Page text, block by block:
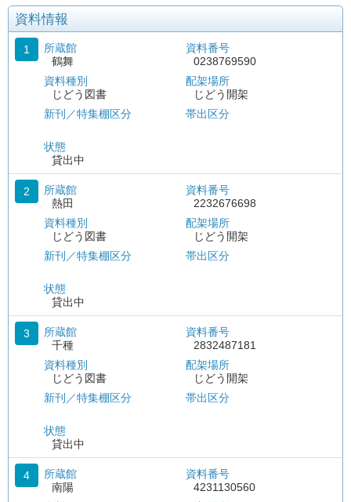
資料情報
1
所蔵館
鶴舞
資料種別
じどう図書
新刊／特集棚区分
状態
貸出中
資料番号
0238769590
配架場所
じどう開架
帯出区分
2
所蔵館
熱田
資料種別
じどう図書
新刊／特集棚区分
状態
貸出中
資料番号
2232676698
配架場所
じどう開架
帯出区分
3
所蔵館
千種
資料種別
じどう図書
新刊／特集棚区分
状態
貸出中
資料番号
2832487181
配架場所
じどう開架
帯出区分
4
所蔵館
南陽
資料番号
4231130560